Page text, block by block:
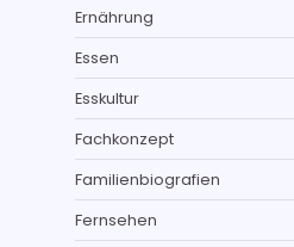
Ernährung
Essen
Esskultur
Fachkonzept
Familienbiografien
Fernsehen